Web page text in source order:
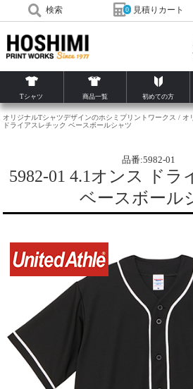
検索 0 見積りカート
Tシャツ 商品一覧 初めての方
オリジナルTシャツデザインのホシミプリントワークス オ
ドライアスレチック ベースボールシャツ
品番:5982-01
5982-01 4.1オンス ドラ
ベースボール